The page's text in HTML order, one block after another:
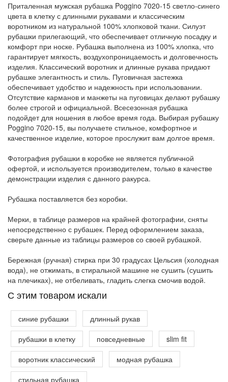
Приталенная мужская рубашка Poggino 7020-15 светло-синего
цвета в клетку с длинными рукавами и классическим
воротником из натуральной 100% хлопковой ткани. Силуэт
рубашки прилегающий, что обеспечивает отличную посадку и
комфорт при носке. Рубашка выполнена из 100% хлопка, что
гарантирует мягкость, воздухопроницаемость и долговечность
изделия. Классический воротник и длинные рукава придают
рубашке элегантность и стиль. Пуговичная застежка
обеспечивает удобство и надежность при использовании.
Отсутствие карманов и манжеты на пуговицах делают рубашку
более строгой и официальной. Всесезонная рубашка
подойдет для ношения в любое время года. Выбирая рубашку
Poggino 7020-15, вы получаете стильное, комфортное и
качественное изделие, которое прослужит вам долгое время.
Фотография рубашки в коробке не является публичной
офертой, и используется производителем, только в качестве
демонстрации изделия с данного ракурса.
Рубашка поставляется без коробки.
Мерки, в таблице размеров на крайней фотографии, сняты
непосредственно с рубашек. Перед оформлением заказа,
сверьте данные из таблицы размеров со своей рубашкой.
Бережная (ручная) стирка при 30 градусах Цельсия (холодная
вода), не отжимать, в стиральной машине не сушить (сушить
на плечиках), не отбеливать, гладить слегка смочив водой.
C этим товаром искали
синие рубашки
длинный рукав
рубашки в клетку
повседневные
slim fit
воротник классический
модная рубашка
стильная рубашка